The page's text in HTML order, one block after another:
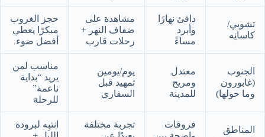
تشوبي/
كاسانِه
دافئ نهارًا
وأبرد
مساءً
مشاهدة على
ضفاف النهر +
رحلات قارب
حجز الغروب
مبكرًا يعطي
أفضل ضوء
الجنوب
(غابورون
وما حولها)
معتدل
ومريح
للمدينة
يوم/يومين
تمهيد قبل
السفاري
مناسب لمن
يريد “بداية
ناعمة”
للرحلة
المناطق
فروقات
تجربة مختلفة
انتبِه لبرودة